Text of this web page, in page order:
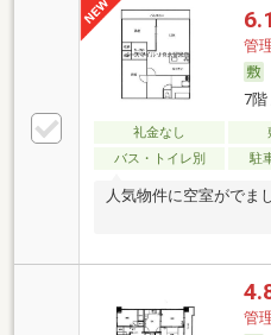
管
7階
礼金なし
バス・トイレ別
駐
人気物件に空室がでま
管